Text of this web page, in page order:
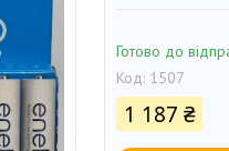
Готово до
Код: 1507
1 187 ₴